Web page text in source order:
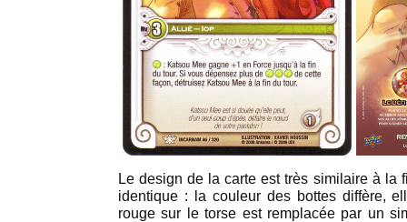
Le design de la carte est très similaire à la
identique : la couleur des bottes diffère,
rouge sur le torse est remplacée par un